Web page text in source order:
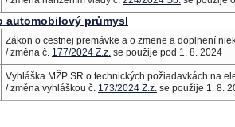
automobilový průmysl
Zákon o cestnej premávke a o zmene a doplnení
/ změna č. 177/2024 Z.z. se použije pod 1. 8. 2024
Vyhláška MŽP SR o technických požiadavkách na
/ změna vyhláškou č. 173/2024 Z.z. se použije 1. 8.